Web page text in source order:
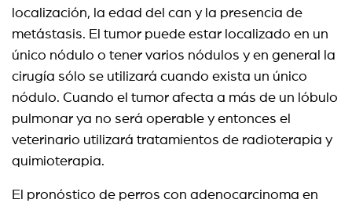
localización, la edad del can y la presencia de
metástasis. El tumor puede estar localizado en un
único nódulo o tener varios nódulos y en general la
cirugía sólo se utilizará cuando exista un único
nódulo. Cuando el tumor afecta a más de un lóbulo
pulmonar ya no será operable y entonces el
veterinario utilizará tratamientos de radioterapia y
quimioterapia.
El pronóstico de perros con adenocarcinoma en